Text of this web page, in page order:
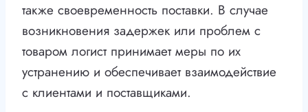
также своевременность поставки. В случае
возникновения задержек или проблем с
товаром логист принимает меры по их
устранению и обеспечивает взаимодействие
с клиентами и поставщиками.